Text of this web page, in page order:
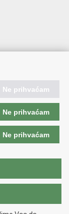
ruralnom
Ne prihvaćam
Ne prihvaćam
Ne prihvaćam